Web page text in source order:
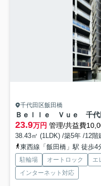
千代田区飯田橋
Ｂｅｌｌｅ Ｖｕｅ 千代
23.9万円 管理/共益費
38.43㎡ (1LDK) /築5年 /12階
東西線「飯田橋」駅 徒歩4
駐輪場 オートロック エ
インターネット対応